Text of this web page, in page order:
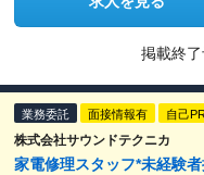
掲載終了
業務委託 面接情報有 自己
株式会社サウンドテクニカ
家電修理スタッフ*未経験